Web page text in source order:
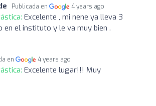
Publicada en 4 years ago
Excelente , mi nene ya lleva 3
en el instituto y le va muy bien .
en 4 years ago
Excelente lugar!!! Muy